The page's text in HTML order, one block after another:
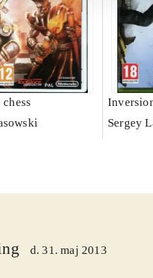
Sergey
d. 31. maj 2013